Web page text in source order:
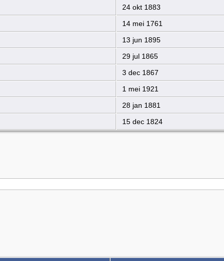
24 okt 1883
14 mei 1761
13 jun 1895
29 jul 1865
3 dec 1867
1 mei 1921
28 jan 1881
15 dec 1824